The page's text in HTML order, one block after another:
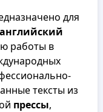
для
английский
работы в
тексты из
прессы,